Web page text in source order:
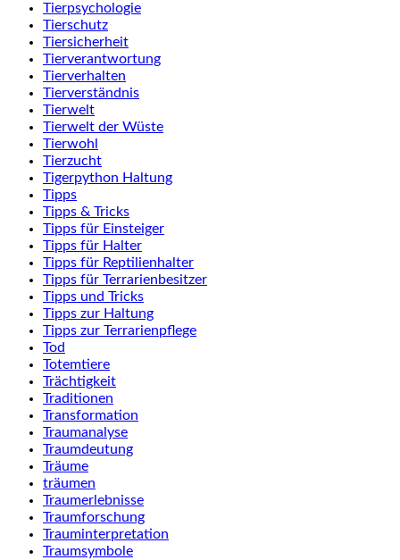
Tierpsychologie
Tierschutz
Tiersicherheit
Tierverantwortung
Tierverhalten
Tierverständnis
Tierwelt
Tierwelt der Wüste
Tierwohl
Tierzucht
Tigerpython Haltung
Tipps
Tipps & Tricks
Tipps für Einsteiger
Tipps für Halter
Tipps für Reptilienhalter
Tipps für Terrarienbesitzer
Tipps und Tricks
Tipps zur Haltung
Tipps zur Terrarienpflege
Tod
Totemtiere
Trächtigkeit
Traditionen
Transformation
Traumanalyse
Traumdeutung
Träume
träumen
Traumerlebnisse
Traumforschung
Trauminterpretation
Traumsymbole